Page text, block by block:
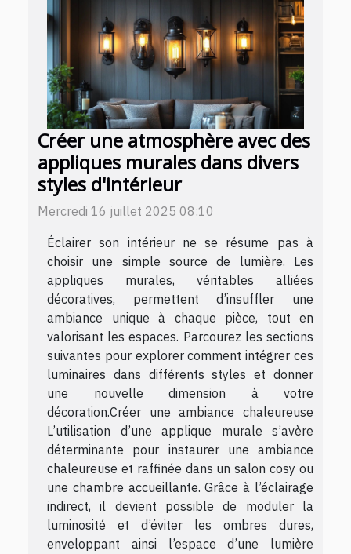
Créer une atmosphère avec des
appliques murales dans divers
styles d'intérieur
Mercredi 16 juillet 2025 08:10
Éclairer son intérieur ne se résume pas à
choisir une simple source de lumière. Les
appliques murales, véritables alliées
décoratives, permettent d’insuffler une
ambiance unique à chaque pièce, tout en
valorisant les espaces. Parcourez les sections
suivantes pour explorer comment intégrer ces
luminaires dans différents styles et donner
une nouvelle dimension à votre
décoration.Créer une ambiance chaleureuse
L’utilisation d’une applique murale s’avère
déterminante pour instaurer une ambiance
chaleureuse et raffinée dans un salon cosy ou
une chambre accueillante. Grâce à l’éclairage
indirect, il devient possible de moduler la
luminosité et d’éviter les ombres dures,
enveloppant ainsi l’espace d’une lumière